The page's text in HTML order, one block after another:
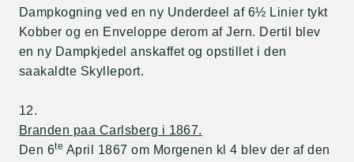
Dampkogning ved en ny Underdeel af 6½ Linier tykt
Kobber og en Enveloppe derom af Jern. Dertil blev
en ny Dampkjedel anskaffet og opstillet i den
saakaldte Skylleport.
12.
Branden paa Carlsberg i 1867.
Den 6te April 1867 om Morgenen kl 4 blev der af den